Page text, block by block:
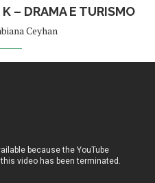
– DRAMA E TURISMO
Ceyhan